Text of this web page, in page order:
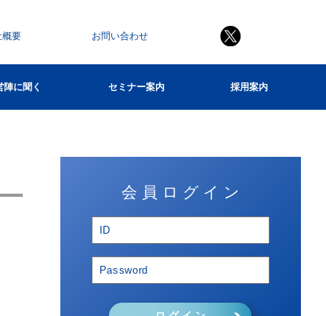
概要 お問い合わせ
陣に聞く セミナー案内 採用案内
会 員 ロ グ イ ン